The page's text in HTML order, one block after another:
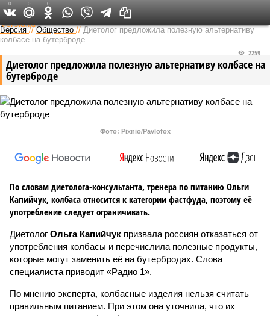
Федеральный выпуск
Версия //Общество //Диетолог предложила полезную альтернативу
колбасе на бутерброде
Диетолог предложила полезную альтернативу колбасе на
бутерброде
2259
Фото: Pixnio/Pavlofox
По словам диетолога-консультанта, тренера по питанию Ольги
Капийчук, колбаса относится к категории фастфуда, поэтому её
употребление следует ограничивать.
Диетолог Ольга Капийчук призвала россиян отказаться от
употребления колбасы и перечислила полезные продукты,
которые могут заменить её на бутербродах. Слова
специалиста приводит «Радио 1».
По мнению эксперта, колбасные изделия нельзя считать
правильным питанием. При этом она уточнила, что их
0 0 0